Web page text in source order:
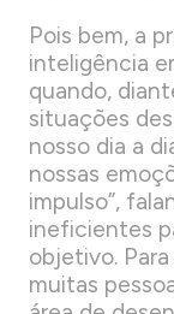
Pois bem, a
inteligência
quando,
situações
nosso dia a
nossas
impulso”,
ineficientes
objetivo.
muitas